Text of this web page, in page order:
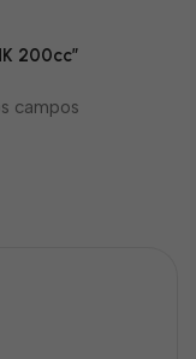
200cc”
campos